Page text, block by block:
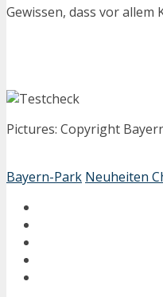
Gewissen, dass vor allem
Pictures: Copyright
Bayern-Park Neuheiten